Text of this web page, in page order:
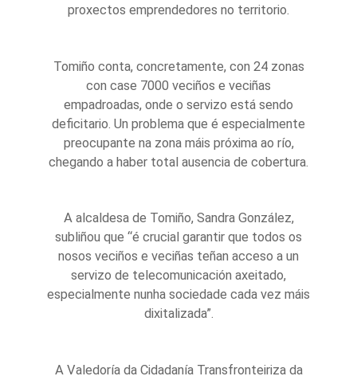
proxectos emprendedores no territorio.
Tomiño conta, concretamente, con 24 zonas
con case 7000 veciños e veciñas
empadroadas, onde o servizo está sendo
deficitario. Un problema que é especialmente
preocupante na zona máis próxima ao río,
chegando a haber total ausencia de cobertura.
A alcaldesa de Tomiño, Sandra González,
subliñou que “é crucial garantir que todos os
nosos veciños e veciñas teñan acceso a un
servizo de telecomunicación axeitado,
especialmente nunha sociedade cada vez máis
dixitalizada”.
A Valedoría da Cidadanía Transfronteiriza da